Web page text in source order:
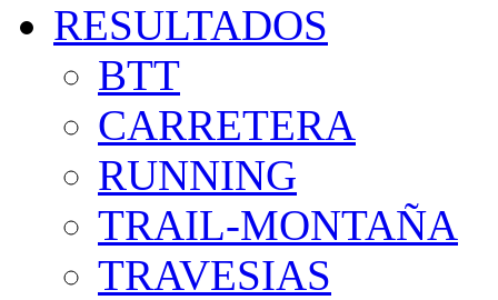
RESULTADOS
BTT
CARRETERA
RUNNING
TRAIL-MONTAÑA
TRAVESIAS